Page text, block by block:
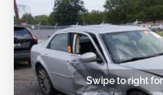
Swipe to right